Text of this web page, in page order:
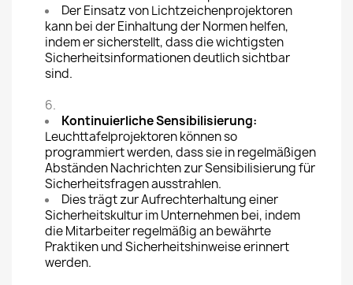
Der Einsatz von Lichtzeichenprojektoren
kann bei der Einhaltung der Normen helfen,
indem er sicherstellt, dass die wichtigsten
Sicherheitsinformationen deutlich sichtbar
sind.
6.
Kontinuierliche Sensibilisierung:
Leuchttafelprojektoren können so
programmiert werden, dass sie in regelmäßigen
Abständen Nachrichten zur Sensibilisierung für
Sicherheitsfragen ausstrahlen.
Dies trägt zur Aufrechterhaltung einer
Sicherheitskultur im Unternehmen bei, indem
die Mitarbeiter regelmäßig an bewährte
Praktiken und Sicherheitshinweise erinnert
werden.